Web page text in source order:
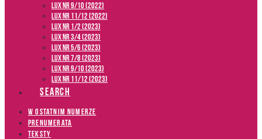
LUX nr 9/10 (2022)
LUX NR 11/12 (2022)
LUX NR 1/2 (2023)
LUX NR 3/4 (2023)
LUX NR 5/6 (2023)
LUX NR 7/8 (2023)
LUX NR 9/10 (2023)
LUX NR 11/12 (2023)
SEARCH
W OSTATNIM NUMERZE
PRENUMERATA
TEKSTY